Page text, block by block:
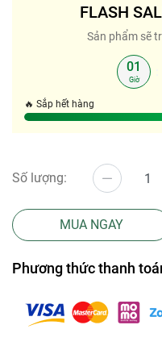
FLASH
Sản phẩm sẽ
01
Giờ
🔥 Sắp hết hàng
Số lượng:
MUA NGAY
Phương thức thanh